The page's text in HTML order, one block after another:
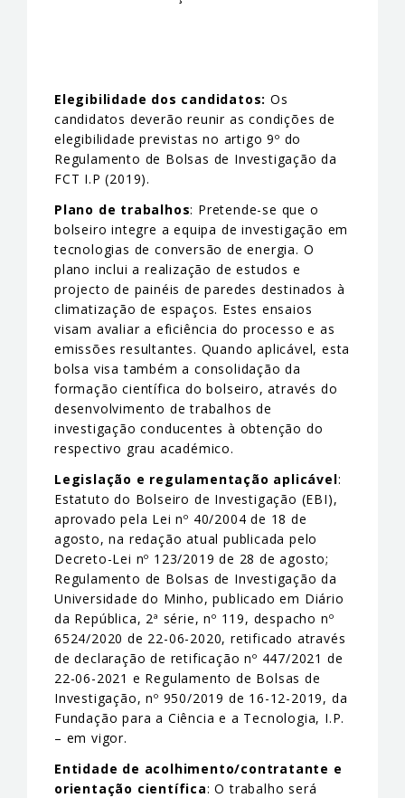
Elegibilidade dos candidatos: Os
candidatos deverão reunir as condições de
elegibilidade previstas no artigo 9º do
Regulamento de Bolsas de Investigação da
FCT I.P (2019).
Plano de trabalhos: Pretende-se que o
bolseiro integre a equipa de investigação em
tecnologias de conversão de energia. O
plano inclui a realização de estudos e
projecto de painéis de paredes destinados à
climatização de espaços. Estes ensaios
visam avaliar a eficiência do processo e as
emissões resultantes. Quando aplicável, esta
bolsa visa também a consolidação da
formação científica do bolseiro, através do
desenvolvimento de trabalhos de
investigação conducentes à obtenção do
respectivo grau académico.
Legislação e regulamentação aplicável:
Estatuto do Bolseiro de Investigação (EBI),
aprovado pela Lei nº 40/2004 de 18 de
agosto, na redação atual publicada pelo
Decreto-Lei nº 123/2019 de 28 de agosto;
Regulamento de Bolsas de Investigação da
Universidade do Minho, publicado em Diário
da República, 2ª série, nº 119, despacho nº
6524/2020 de 22-06-2020, retificado através
de declaração de retificação nº 447/2021 de
22-06-2021 e Regulamento de Bolsas de
Investigação, nº 950/2019 de 16-12-2019, da
Fundação para a Ciência e a Tecnologia, I.P.
– em vigor.
Entidade de acolhimento/contratante e
orientação científica: O trabalho será